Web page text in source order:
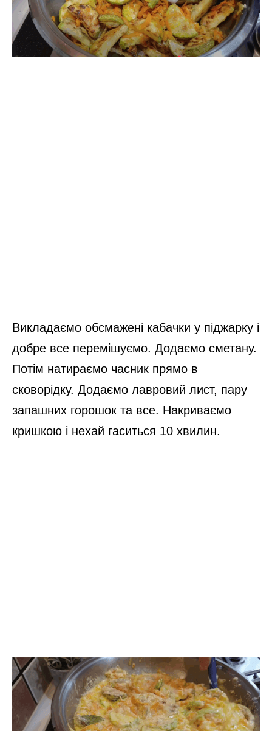
Викладаємо обсмажені кабачки у піджарку і
добре все перемішуємо. Додаємо сметану.
Потім натираємо часник прямо в
сковорідку. Додаємо лавровий лист, пару
запашних горошок та все. Накриваємо
кришкою і нехай гаситься 10 хвилин.